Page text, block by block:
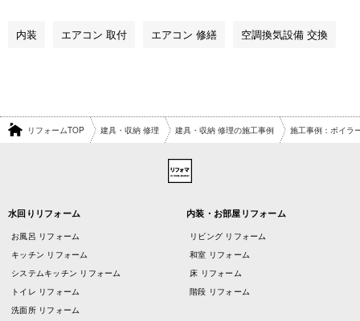
内装 エアコン 取付 エアコン 修繕 空調換気設備 交換
リフォームTOP 建具・収納 修理 建具・収納 修理の施工事例 施工事例：ボイラ
水回りリフォーム
お風呂 リフォーム
キッチン リフォーム
システムキッチン リフォーム
トイレ リフォーム
洗面所 リフォーム
内装・お部屋リフォーム
リビング リフォーム
和室 リフォーム
床 リフォーム
階段 リフォーム